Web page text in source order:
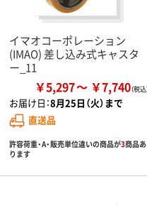
イマオコーポレーション
(IMAO) 差し込み式キャスタ
ー_11
￥5,297 ￥7,740
お届け日：8月25日（火）まで
直送品
許容荷重・A・販売単位違いの商品が3商品あ
ります